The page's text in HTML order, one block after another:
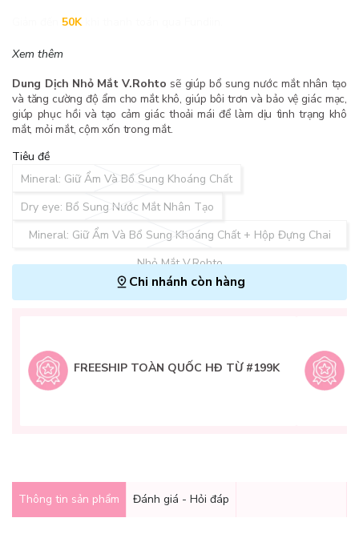
50K
Xem thêm
Dung Dịch Nhỏ Mắt V.Rohto sẽ giúp bổ sung nước mắt nhân tạo
và tăng cường độ ẩm cho mắt khô, giúp bôi trơn và bảo vệ giác mạc,
giúp phục hồi và tạo cảm giác thoải mái để làm dịu tình trạng khô
mắt, mỏi mắt, cộm xốn trong mắt.
Tiêu đề
Mineral: Giữ Ẩm Và Bổ Sung Khoáng Chất
Dry eye: Bổ Sung Nước Mắt Nhân Tạo
Mineral: Giữ Ẩm Và Bổ Sung Khoáng Chất + Hộp Đựng Chai
Nhỏ Mắt V.Rohto
Chi nhánh còn hàng
FREESHIP TOÀN QUỐC HĐ TỪ #199K
Thông tin sản phẩm Đánh giá - Hỏi đáp